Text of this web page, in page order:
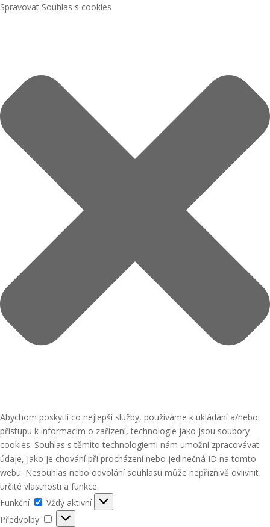
Spravovat Souhlas s cookies
Abychom poskytli co nejlepší služby, používáme k ukládání a/nebo
přístupu k informacím o zařízení, technologie jako jsou soubory
cookies. Souhlas s těmito technologiemi nám umožní zpracovávat
údaje, jako je chování při procházení nebo jedinečná ID na tomto
webu. Nesouhlas nebo odvolání souhlasu může nepříznivě ovlivnit
určité vlastnosti a funkce.
Funkční
Funkční
Vždy aktivní
Předvolby
Předvolby